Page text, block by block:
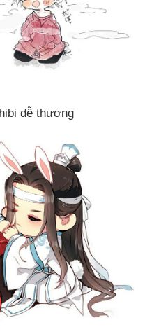
dễ thương